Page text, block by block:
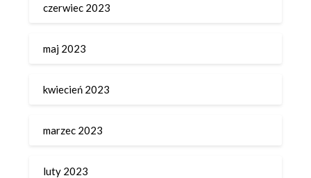
czerwiec 2023
maj 2023
kwiecień 2023
marzec 2023
luty 2023